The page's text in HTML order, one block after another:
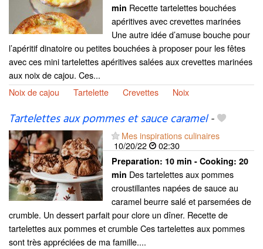
min Recette tartelettes bouchées
apéritives avec crevettes marinées
Une autre idée d’amuse bouche pour
l’apéritif dinatoire ou petites bouchées à proposer pour les fêtes
avec ces mini tartelettes apéritives salées aux crevettes marinées
aux noix de cajou. Ces...
Noix de cajou
Tartelette Crevettes Noix
Tartelettes aux pommes et sauce caramel-
Mes inspirations culinaires
10/20/22
02:30
Preparation: 10 min - Cooking: 20
min Des tartelettes aux pommes
croustillantes napées de sauce au
caramel beurre salé et parsemées de
crumble. Un dessert parfait pour clore un dîner. Recette de
tartelettes aux pommes et crumble Ces tartelettes aux pommes
sont très appréciées de ma famille....